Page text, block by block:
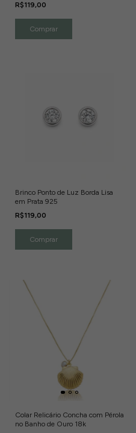
R$119,00
Brinco Ponto de Luz Borda Lisa
em Prata 925
R$119,00
Colar Relicário Concha com Pérola
no Banho de Ouro 18k